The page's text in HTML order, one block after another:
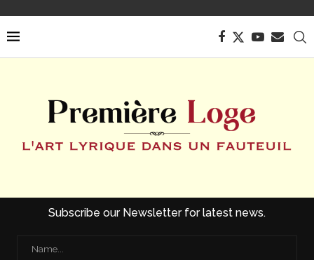
Subscribe our Newsletter for latest news.